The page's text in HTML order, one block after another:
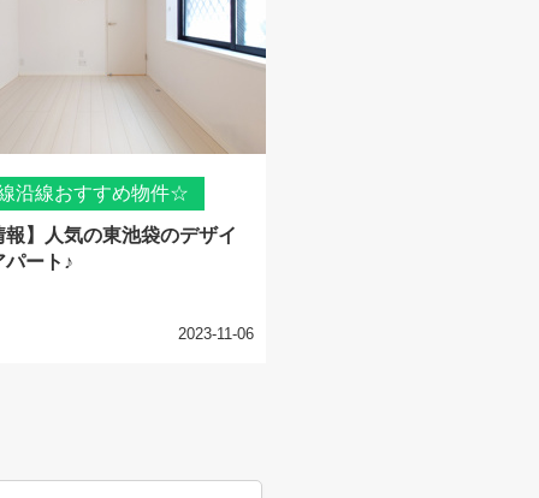
沿線おすすめ物件☆
報】人気の東池袋のデザイ
パート♪
2023-11-06